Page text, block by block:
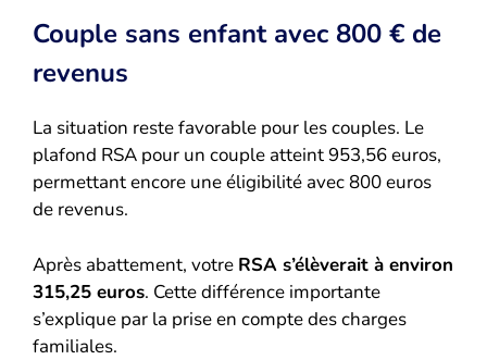
Couple sans enfant avec 800 € de
revenus
La situation reste favorable pour les couples. Le
plafond RSA pour un couple atteint 953,56 euros,
permettant encore une éligibilité avec 800 euros
de revenus.
Après abattement, votre RSA s’élèverait à environ
315,25 euros. Cette différence importante
s’explique par la prise en compte des charges
familiales.